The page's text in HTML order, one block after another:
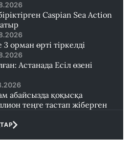
Caspian Sea Action
3 орман өрті тіркелді
Астанада Есіл өзені
абайсызда қоқысқа
теңге тастап жіберген